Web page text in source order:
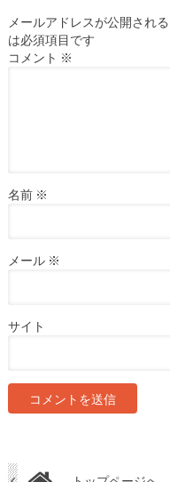
メールアドレスが公開され
は必須項目です
コメント ※
名前 ※
メール ※
サイト